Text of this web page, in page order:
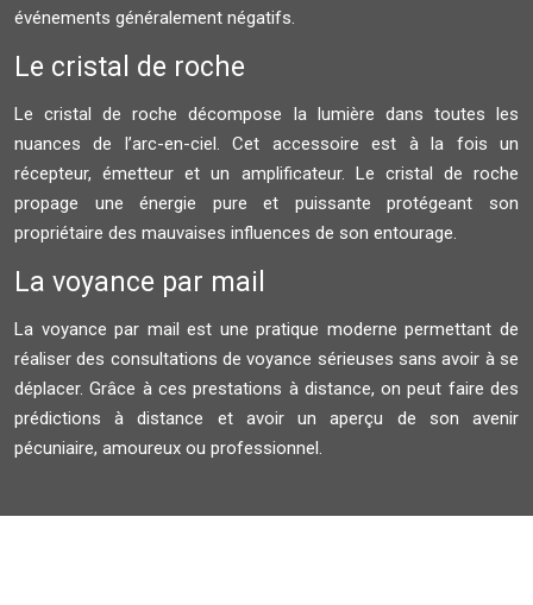
événements généralement négatifs.
Le cristal de roche
Le cristal de roche décompose la lumière dans toutes les
nuances de l’arc-en-ciel. Cet accessoire est à la fois un
récepteur, émetteur et un amplificateur. Le cristal de roche
propage une énergie pure et puissante protégeant son
propriétaire des mauvaises influences de son entourage.
La voyance par mail
La voyance par mail est une pratique moderne permettant de
réaliser des consultations de voyance sérieuses sans avoir à se
déplacer. Grâce à ces prestations à distance, on peut faire des
prédictions à distance et avoir un aperçu de son avenir
pécuniaire, amoureux ou professionnel.